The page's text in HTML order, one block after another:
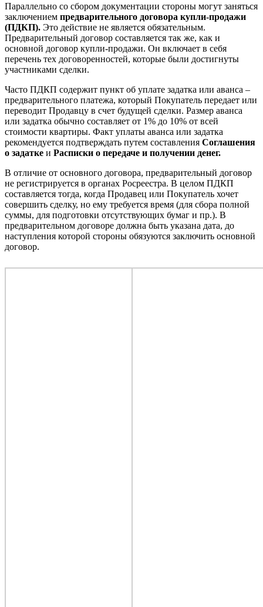
Параллельно со сбором документации стороны могут заняться
заключением предварительного договора купли-продажи
(ПДКП). Это действие не является обязательным.
Предварительный договор составляется так же, как и
основной договор купли-продажи. Он включает в себя
перечень тех договоренностей, которые были достигнуты
участниками сделки.
Часто ПДКП содержит пункт об уплате задатка или аванса –
предварительного платежа, который Покупатель передает или
переводит Продавцу в счет будущей сделки. Размер аванса
или задатка обычно составляет от 1% до 10% от всей
стоимости квартиры. Факт уплаты аванса или задатка
рекомендуется подтверждать путем составления Соглашения
о задатке и Расписки о передаче и получении денег.
В отличие от основного договора, предварительный договор
не регистрируется в органах Росреестра. В целом ПДКП
составляется тогда, когда Продавец или Покупатель хочет
совершить сделку, но ему требуется время (для сбора полной
суммы, для подготовки отсутствующих бумаг и пр.). В
предварительном договоре должна быть указана дата, до
наступления которой стороны обязуются заключить основной
договор.